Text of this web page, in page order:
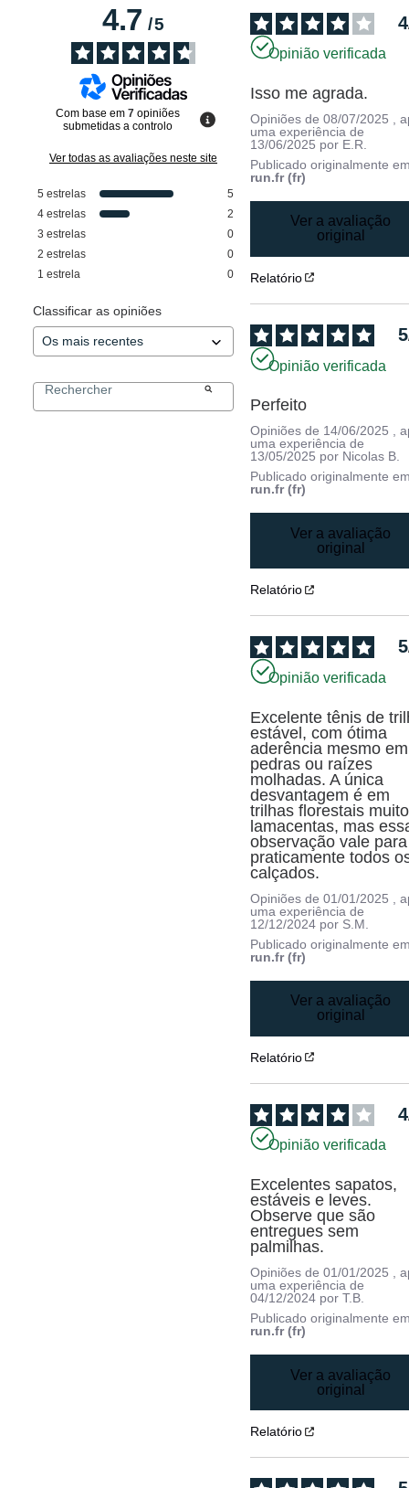
4.7/5
Com base em 7 opiniões
submetidas a controlo
Ver todas as avaliações neste site
5 estrelas
5
4 estrelas
2
3 estrelas
0
2 estrelas
0
1 estrela 0
Classificar as opiniões
4
Opinião verificada
Isso me agrada.
Opiniões de08/07/2025
,
uma experiência de
13/06/2025 por E.R.
Publicado originalmente
run.fr (fr)
Ver a avaliação
original
Relatório
5
Opinião verificada
Perfeito
Opiniões de 14/06/2025
,
uma experiência de
13/05/2025 por Nicolas B.
Publicado originalmente
run.fr (fr)
Ver a avaliação
original
Relatório
5
Opinião verificada
Excelente tênis de
estável, com ótima
aderência mesmo em
pedras ou raízes
molhadas. A única
desvantagem é em
trilhas florestais muito
lamacentas, mas
observação vale para
praticamente todos
calçados.
Opiniões de01/01/2025
,
uma experiência de
12/12/2024 por S.M.
Publicado originalmente
run.fr (fr)
Ver a avaliação
original
Relatório
4
Opinião verificada
Excelentes sapatos,
estáveis e leves.
Observe que são
entregues sem
palmilhas.
Opiniões de01/01/2025
,
uma experiência de
04/12/2024 porT.B.
Publicado originalmente
run.fr (fr)
Ver a avaliação
original
Relatório